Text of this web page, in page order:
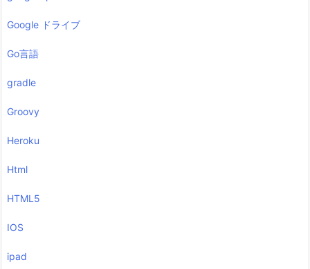
Google ドライブ
Go言語
gradle
Groovy
Heroku
Html
HTML5
IOS
ipad